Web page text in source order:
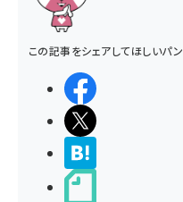
この記事をシェアしてほしいパン